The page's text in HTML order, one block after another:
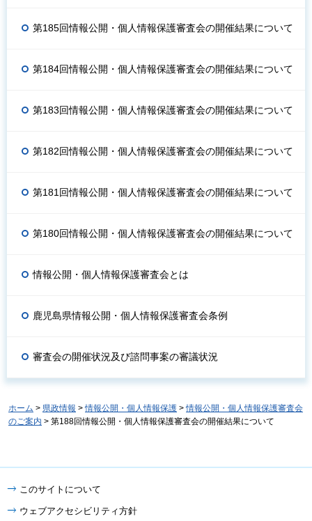
第185回情報公開・個人情報保護審査会の開催結果について
第184回情報公開・個人情報保護審査会の開催結果について
第183回情報公開・個人情報保護審査会の開催結果について
第182回情報公開・個人情報保護審査会の開催結果について
第181回情報公開・個人情報保護審査会の開催結果について
第180回情報公開・個人情報保護審査会の開催結果について
情報公開・個人情報保護審査会とは
鹿児島県情報公開・個人情報保護審査会条例
審査会の開催状況及び諮問事案の審議状況
ホーム > 県政情報 >情報公開・個人情報保護 >情報公開・個人情報保護審査会
のご案内 > 第188回情報公開・個人情報保護審査会の開催結果について
このサイトについて
ウェブアクセシビリティ方針